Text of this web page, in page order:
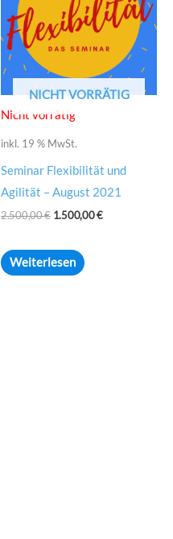
NICHT VORRÄTIG
Nicht vorrätig
inkl. 19 % MwSt.
Seminar Flexibilität und
Agilität – August 2021
2.500,00€ 1.500,00€
Weiterlesen